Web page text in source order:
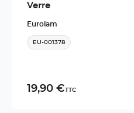
Verre
Eurolam
EU-001378
19,90 €TTC